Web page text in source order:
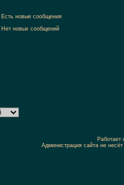
Есть новые сообщения
Нет новых сообщений
Администрация сайта не